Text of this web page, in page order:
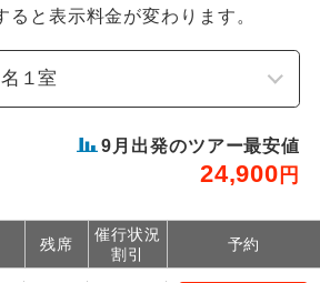
ると表示料金が変わります。
9 月出発のツアー最安値
24,900 円
残席
催行状況
割引
予約